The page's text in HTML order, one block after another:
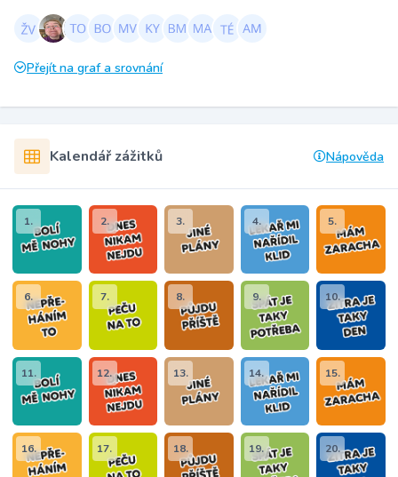
Přejít na graf a srovnání
Kalendář zážitků Nápověda
1. 2. 3. 4. 5.
6. 7. 8. 9. 10.
11. 12. 13. 14. 15.
16. 17. 18. 19. 20.